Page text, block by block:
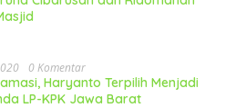
0 Komentar
Haryanto Terpilih Menjadi
LP-KPK Jawa Barat